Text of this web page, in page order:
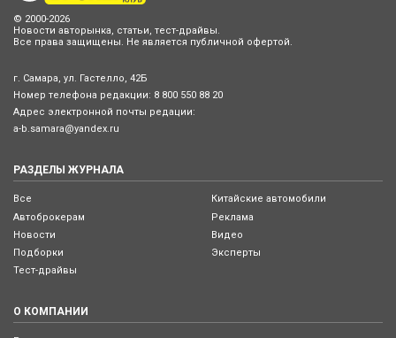
© 2000-2026
Новости авторынка, статьи, тест-драйвы.
Все права защищены. Не является публичной офертой.
г. Самара, ул. Гастелло, 42Б
Номер телефона редакции: 8 800 550 88 20
Адрес электронной почты редации:
a-b.samara@yandex.ru
РАЗДЕЛЫ ЖУРНАЛА
Все
Автоброкерам
Новости
Подборки
Тест-драйвы
Китайские автомобили
Реклама
Видео
Эксперты
О КОМПАНИИ